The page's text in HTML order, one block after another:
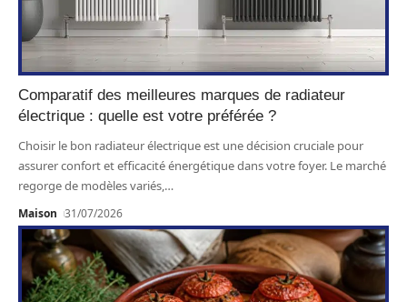
Comparatif des meilleures marques de radiateur
électrique : quelle est votre préférée ?
Choisir le bon radiateur électrique est une décision cruciale pour
assurer confort et efficacité énergétique dans votre foyer. Le marché
regorge de modèles variés,…
Maison 31/07/2026